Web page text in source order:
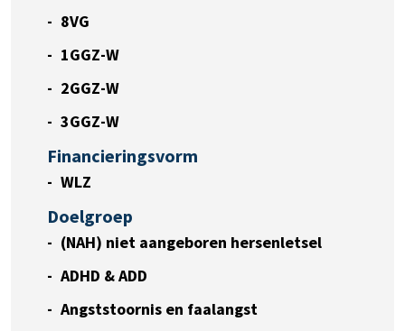
8VG
1GGZ-W
2GGZ-W
3GGZ-W
Financieringsvorm
WLZ
Doelgroep
(NAH) niet aangeboren hersenletsel
ADHD & ADD
Angststoornis en faalangst